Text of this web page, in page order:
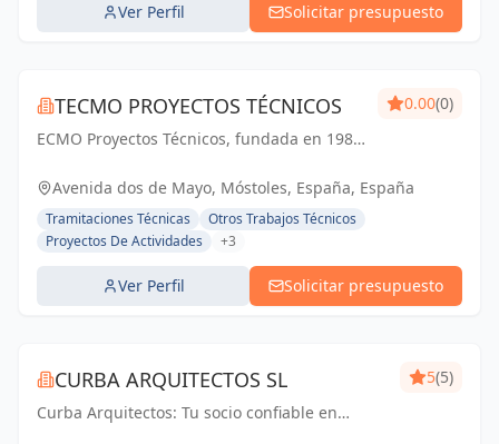
Ver Perfil Solicitar presupuesto
TECMO PROYECTOS TÉCNICOS
ECMO Proyectos Técnicos, fundada en 1989,
experiencia en la elaboración y tramitación
de proyectos de ingeniería, tanto
industriales,...
0.00(0)
Avenida dos de Mayo, Móstoles, España, España
Tramitaciones Técnicas
Otros Trabajos Técnicos
Proyectos De Actividades
+3
Ver Perfil Solicitar presupuesto
CURBA ARQUITECTOS SL
Curba Arquitectos: Tu socio confiable en
5(5)